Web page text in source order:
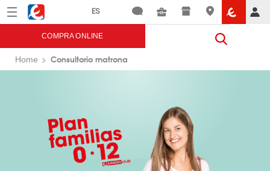
Menú Eroski
COMPRA ONLINE
Home Consultorio matrona